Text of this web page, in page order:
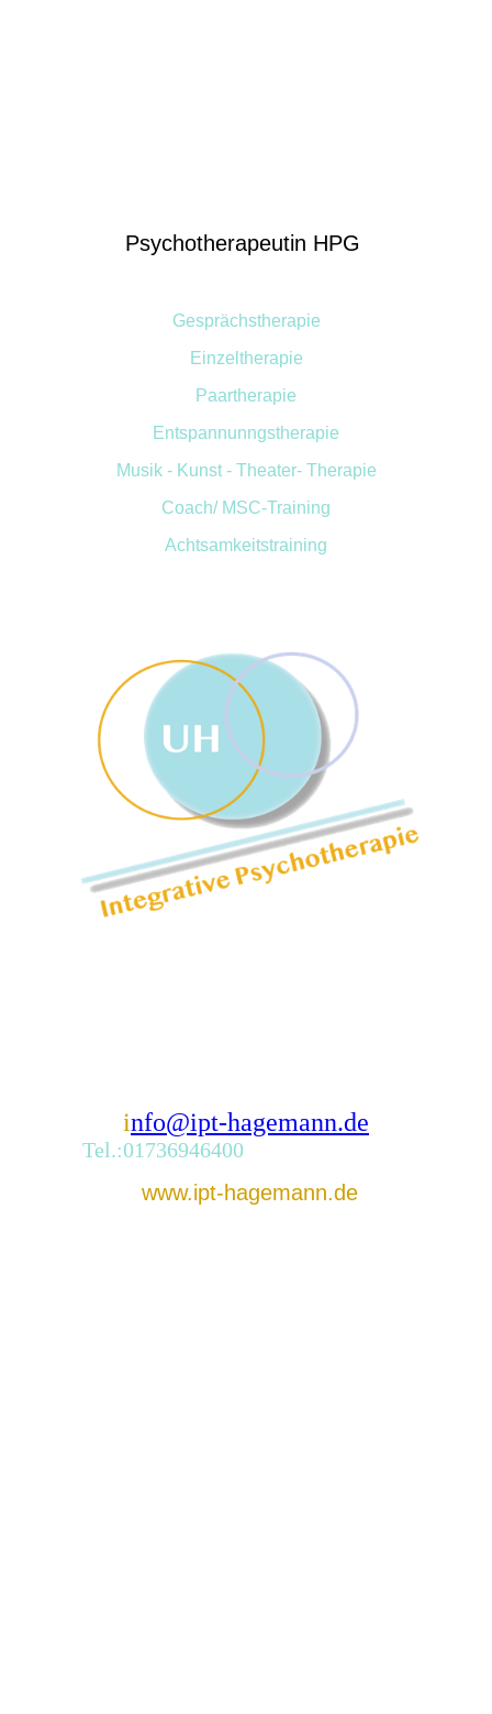
Psychotherapeutin HPG
Gesprächstherapie
Einzeltherapie
Paartherapie
Entspannunngstherapie
Musik - Kunst - Theater- Therapie
Coach/ MSC-Training
Achtsamkeitstraining
info@ipt-hagemann.de
Tel.:01736946400
www.ipt-hagemann.de